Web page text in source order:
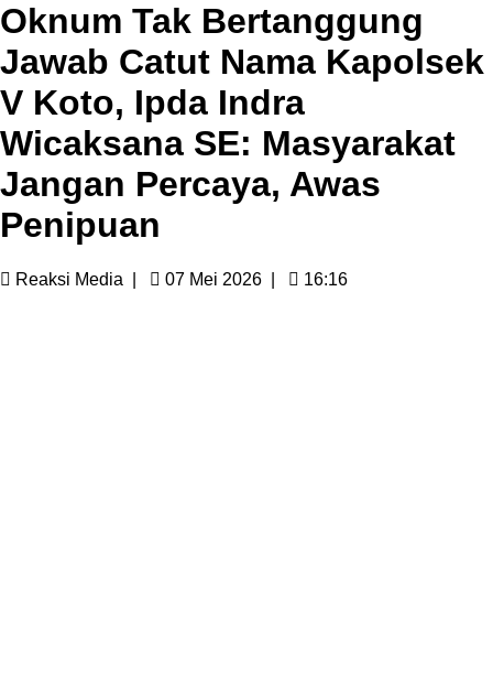
Oknum Tak Bertanggung
Jawab Catut Nama Kapolsek
V Koto, Ipda Indra
Wicaksana SE: Masyarakat
Jangan Percaya, Awas
Penipuan
Reaksi Media 07 Mei 2026 16:16